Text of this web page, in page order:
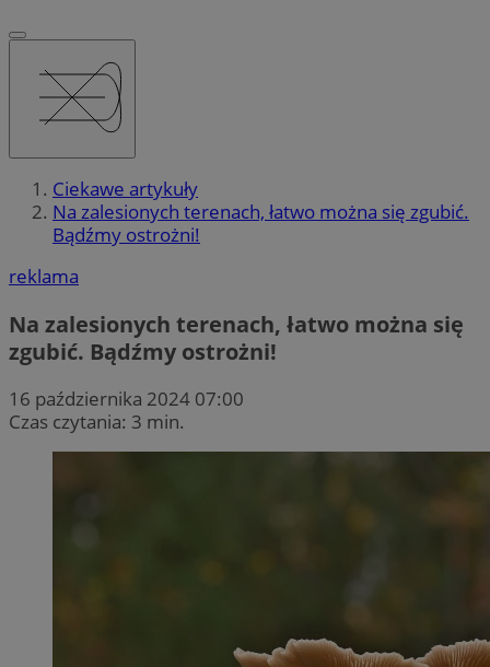
Ciekawe artykuły
Na zalesionych terenach, łatwo można się zgubić.
Bądźmy ostrożni!
reklama
Na zalesionych terenach, łatwo można się
zgubić. Bądźmy ostrożni!
16 października 2024 07:00
Czas czytania: 3 min.